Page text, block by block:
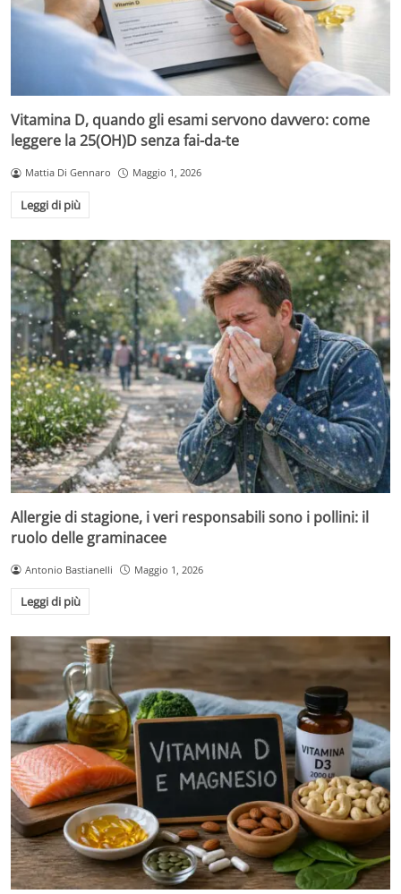
Vitamina D, quando gli esami servono davvero: come
leggere la 25(OH)D senza fai-da-te
Mattia Di Gennaro Maggio 1, 2026
Leggi di più
Allergie di stagione, i veri responsabili sono i pollini: il
ruolo delle graminacee
Antonio Bastianelli Maggio 1, 2026
Leggi di più